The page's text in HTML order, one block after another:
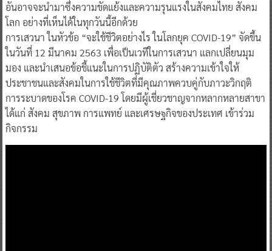
อันอาจจะนำมาซึ่งความขัดแย้งและความรุนแรงในสังคมไทย สังคม
โลก อย่างที่เห็นได้ในทุกวันนี้อีกด้วย
การเสวนา ในหัวข้อ “จะใช้ชีวิตอย่างไร ในโลกยุค COVID-19” จัดขึ้น
ในวันที่ 12 มีนาคม 2563 เพื่อเป็นเวทีในการเสวนา แลกเปลี่ยนมุม
มอง และนำเสนอข้อชี้แนะในการปฏิบัติตัว สร้างความเข้าใจให้
ประชาชนและสังคมในการใช้ชีวิตที่มีคุณภาพควบคู่กับภาวะวิกฤติ
การระบาดของโรค COVID-19 โดยมีผู้เชี่ยวชาญจากหลากหลายสาขา
ได้แก่ สังคม สุขภาพ การแพทย์ และเศรษฐกิจของประเทศ เข้าร่วม
กิจกรรม